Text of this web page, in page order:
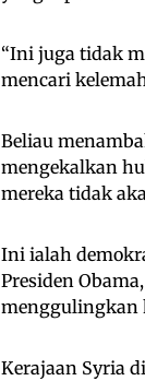
“Ini juga tidak
mencari
Beliau
mengekalkan
mereka tidak
Ini ialah
Presiden
menggulingkan
Kerajaan Syria